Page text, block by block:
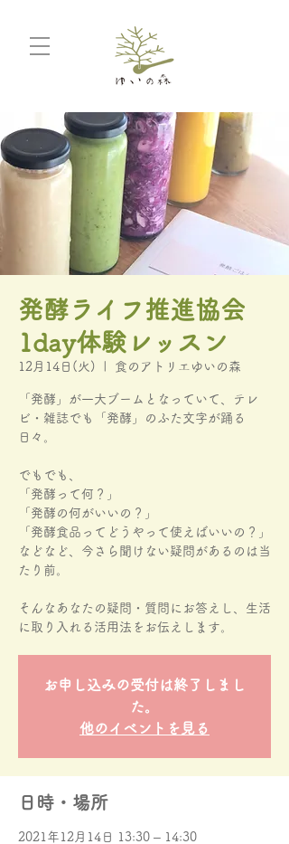
発酵ライフ推進協会
1day体験レッスン
12月14日(火) 食のアトリエゆいの森
「発酵」が一大ブームとなっていて、テレ
ビ・雑誌でも「発酵」のふた文字が踊る
日々。
でもでも、
「発酵って何？」
「発酵の何がいいの？」
「発酵食品ってどうやって使えばいいの？」
などなど、今さら聞けない疑問があるのは当
たり前。
そんなあなたの疑問・質問にお答えし、生活
に取り入れる活用法をお伝えします。
お申し込みの受付は終了しまし
た。
他のイベントを見る
日時・場所
2021年12月14日 13:30 – 14:30